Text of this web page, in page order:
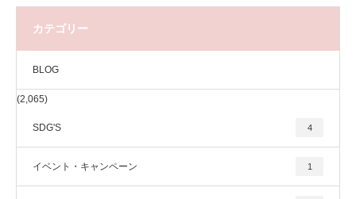
カテゴリー
BLOG
(2,065)
SDG'S 4
イベント・キャンペーン 1